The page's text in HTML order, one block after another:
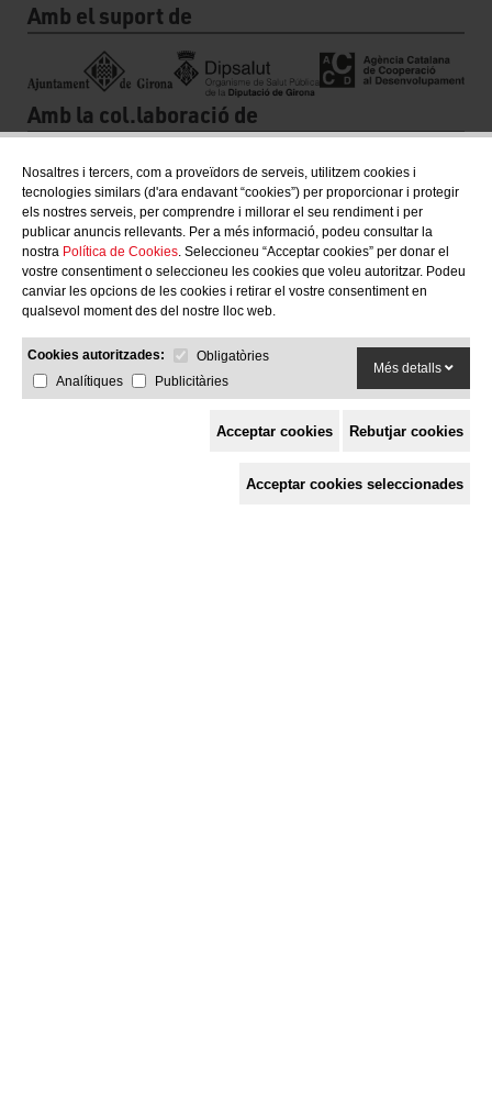
Nosaltres i tercers, com a proveïdors de serveis, utilitzem cookies i
tecnologies similars (d'ara endavant “cookies”) per proporcionar i protegir
els nostres serveis, per comprendre i millorar el seu rendiment i per
publicar anuncis rellevants. Per a més informació, podeu consultar la
nostra Política de Cookies. Seleccioneu “Acceptar cookies” per donar el
vostre consentiment o seleccioneu les cookies que voleu autoritzar. Podeu
canviar les opcions de les cookies i retirar el vostre consentiment en
qualsevol moment des del nostre lloc web.
Cookies autoritzades:
Obligatòries
Analítiques
Publicitàries
Més detalls
Acceptar cookies Rebutjar cookies
Acceptar cookies seleccionades
Amb el suport de
Amb la col.laboració de
c/ Mestre Francesc Civil,